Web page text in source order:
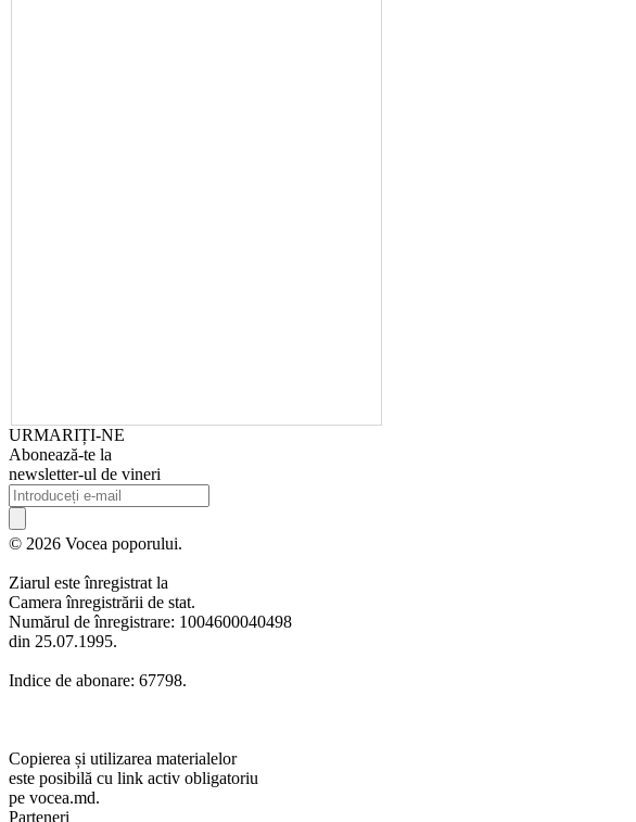
URMARIȚI-NE
Abonează-te la
newsletter-ul de vineri
© 2026 Vocea poporului.
Ziarul este înregistrat la
Camera înregistrării de stat.
Numărul de înregistrare: 1004600040498
din 25.07.1995.
Indice de abonare: 67798.
Copierea și utilizarea materialelor
este posibilă cu link activ obligatoriu
pe vocea.md.
Parteneri